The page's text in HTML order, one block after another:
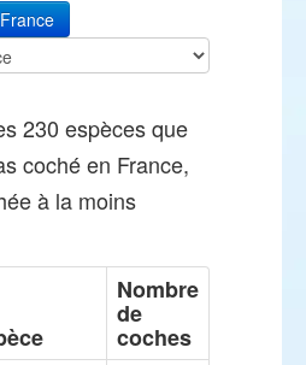
230 espèces que
coché en France,
à la moins
Nombre
de
coches